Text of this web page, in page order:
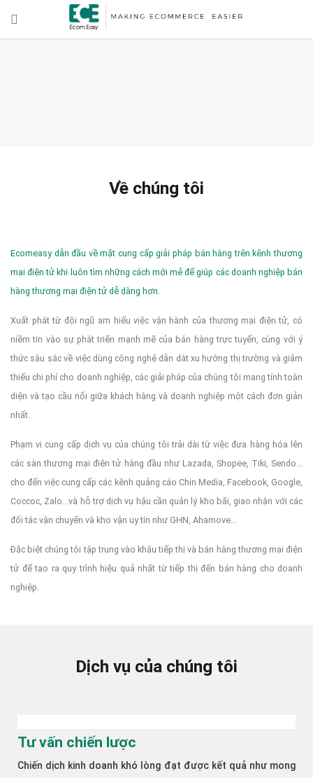
Về chúng tôi
Ecomeasy dẫn đầu về mặt cung cấp giải pháp bán hàng trên kênh thương
mại điện tử khi luôn tìm những cách mới mẻ để giúp các doanh nghiệp bán
hàng thương mại điện tử dễ dàng hơn.
Xuất phát từ đội ngũ am hiểu việc vận hành của thương mại điện tử, có
niềm tin vào sự phát triển mạnh mẽ của bán hàng trực tuyến, cùng với ý
thức sâu sắc về việc dùng công nghệ dẫn dắt xu hướng thị trường và giảm
thiểu chi phí cho doanh nghiệp, các giải pháp của chúng tôi mang tính toàn
diện và tạo cầu nối giữa khách hàng và doanh nghiệp một cách đơn giản
nhất.
Phạm vi cung cấp dịch vụ của chúng tôi trải dài từ việc đưa hàng hóa lên
các sàn thương mại điện tử hàng đầu như Lazada, Shopee, Tiki, Sendo...
cho đến việc cung cấp các kênh quảng cáo Chin Media, Facebook, Google,
Coccoc, Zalo...và hỗ trợ dịch vụ hậu cần quản lý kho bãi, giao nhận với các
đối tác vận chuyển và kho vận uy tín như GHN, Ahamove...
Đặc biệt chúng tôi tập trung vào khâu tiếp thị và bán hàng thương mại điện
tử để tạo ra quy trình hiệu quả nhất từ tiếp thị đến bán hàng cho doanh
nghiệp.
Dịch vụ của chúng tôi
Tư vấn chiến lược
Chiến dịch kinh doanh khó lòng đạt được kết quả như mong